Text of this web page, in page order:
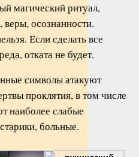
магический ритуал,
осознанности.
Если сделать все
отката не будет.
символы атакуют
проклятия, в том числе
наиболее слабые
больные.